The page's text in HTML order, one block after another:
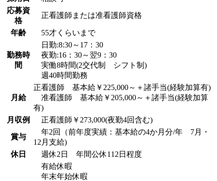
応募資
格
正看護師または准看護師資格
年齢 55才くらいまで
勤務時
間
日勤:8:30～17：30
夜勤:16：30～翌9：30
実働8時間(2交代制 シフト制)
週40時間勤務
月給
正看護師 基本給￥225,000～＋諸手当(経験加算有)
准看護師 基本給￥205,000～＋諸手当(経験加算
有)
月収例
正看護師￥273,000(夜勤4回含む)
賞与
年2回（前年度実績：基本給の4か月分/年 7月・
12月支給)
休日
週休2日 年間公休112日程度
有給休暇
年末年始休暇